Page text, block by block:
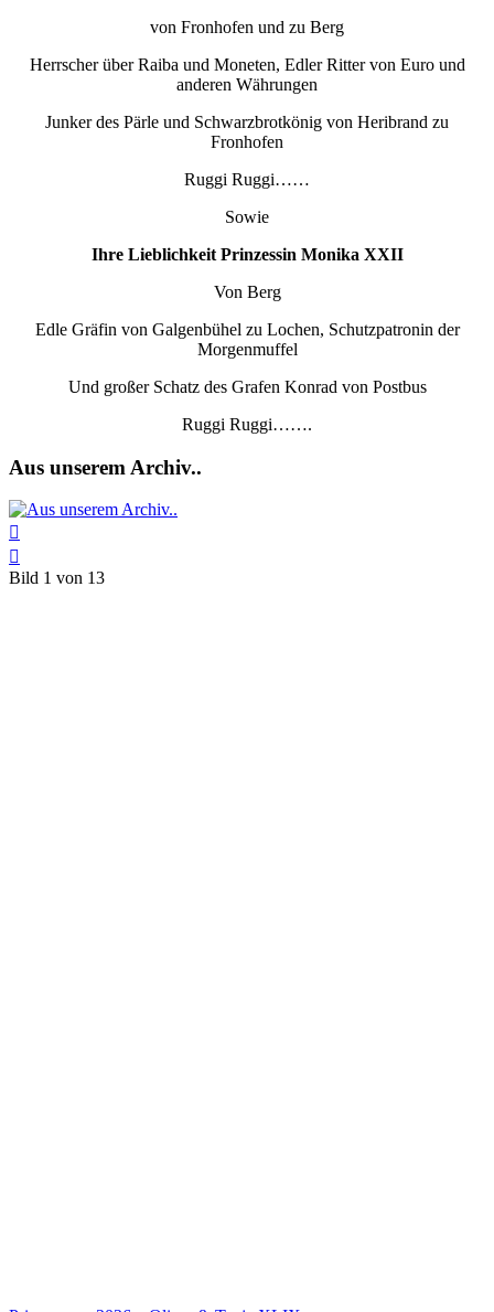
von Fronhofen und zu Berg
Herrscher über Raiba und Moneten, Edler Ritter von Euro und
anderen Währungen
Junker des Pärle und Schwarzbrotkönig von Heribrand zu
Fronhofen
Ruggi Ruggi……
Sowie
Ihre Lieblichkeit Prinzessin Monika XXII
Von Berg
Edle Gräfin von Galgenbühel zu Lochen, Schutzpatronin der
Morgenmuffel
Und großer Schatz des Grafen Konrad von Postbus
Ruggi Ruggi…….
Aus unserem Archiv..
Bild 1 von 13